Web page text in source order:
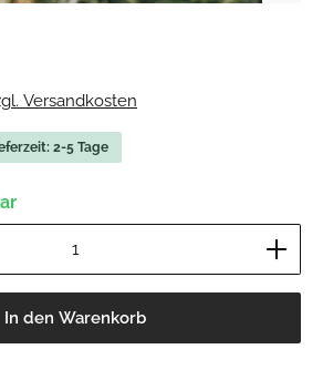
Versandkosten
2-5 Tage
Gib den gewünschten Wert ein
In den Warenkorb